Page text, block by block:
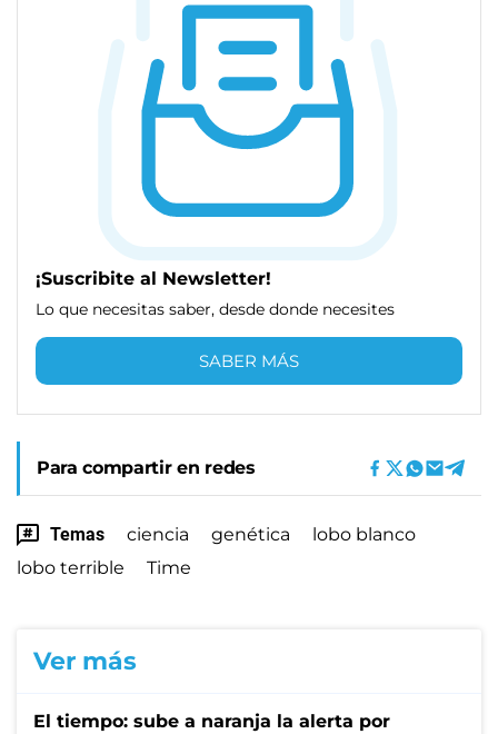
¡Suscribite al Newsletter!
Lo que necesitas saber, desde donde necesites
SABER MÁS
Para compartir en redes
Temas ciencia genética
lobo blanco
lobo terrible
Time
Ver más
El tiempo: sube a naranja la alerta por